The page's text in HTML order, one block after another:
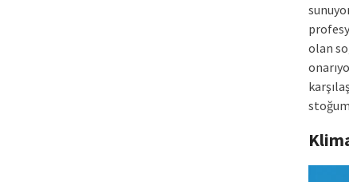
olan